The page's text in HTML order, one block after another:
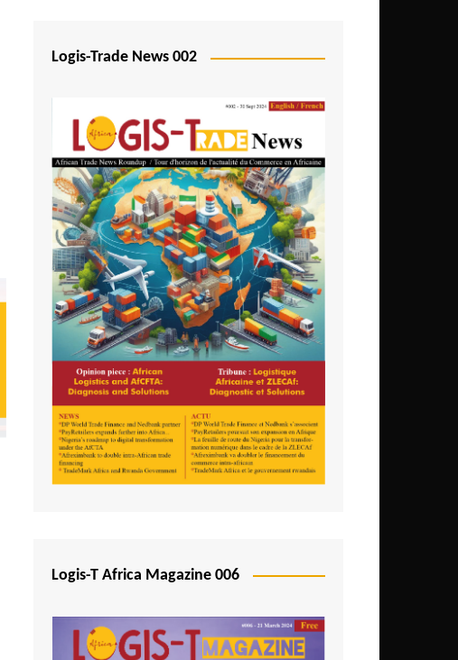
Logis-Trade News 002
Logis-T Africa Magazine 006